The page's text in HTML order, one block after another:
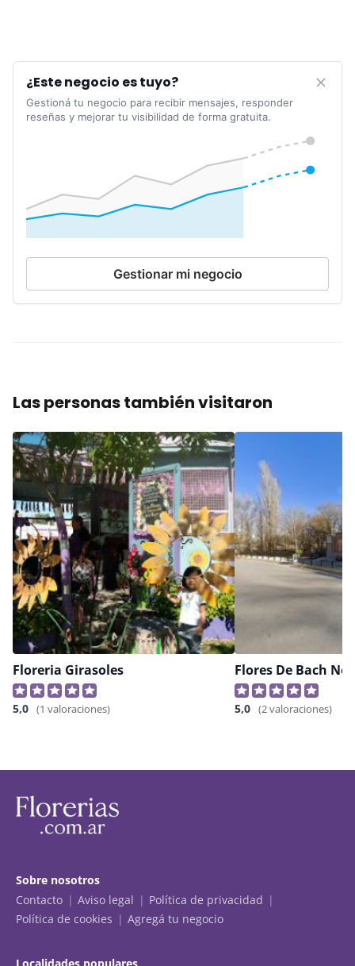
¿Este negocio es tuyo?
Gestioná tu negocio para recibir mensajes, responder
reseñas y mejorar tu visibilidad de forma gratuita.
Gestionar mi negocio
Las personas también visitaron
Floreria Girasoles
5,0 (1 valoraciones)
Flores De Bach
5,0 (2 valoraciones)
Sobre nosotros
Contacto
Aviso legal
Política de privacidad
Política de cookies
Agregá tu negocio